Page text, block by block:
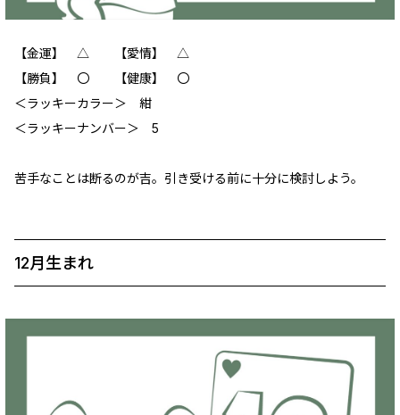
【金運】 △ 【愛情】 △
【勝負】 〇 【健康】 〇
‪＜ラッキーカラー＞ 紺
＜ラッキーナンバー＞ 5
苦手なことは断るのが吉。引き受ける前に十分に検討しよう。
12月生まれ